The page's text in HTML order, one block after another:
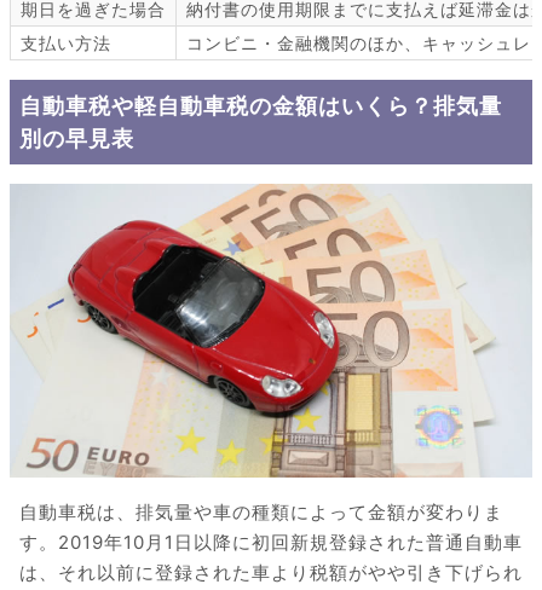
期日を過ぎた場合
納付書の使用期限までに支払えば延滞金は
支払い方法
コンビニ・金融機関のほか、キャッシュレ
自動車税や軽自動車税の金額はいくら？排気量
別の早見表
自動車税は、排気量や車の種類によって金額が変わりま
す。2019年10月1日以降に初回新規登録された普通自動車
は、それ以前に登録された車より税額がやや引き下げられ